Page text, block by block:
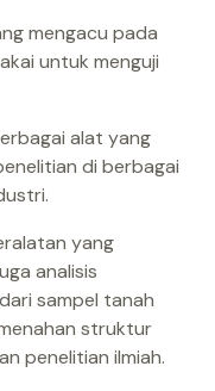
mengacu pada
untuk menguji
alat yang
di berbagai
yang
analisis
sampel tanah
struktur
penelitian ilmiah.